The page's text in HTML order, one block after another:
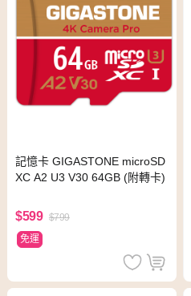
記憶卡 GIGASTONE microSD
XC A2 U3 V30 64GB (附轉卡)
$599 $799
免運